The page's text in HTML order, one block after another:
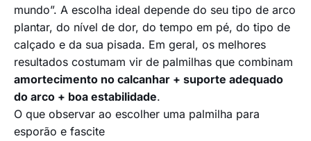
mundo”. A escolha ideal depende do seu tipo de arco
plantar, do nível de dor, do tempo em pé, do tipo de
calçado e da sua pisada. Em geral, os melhores
resultados costumam vir de palmilhas que combinam
amortecimento no calcanhar + suporte adequado
do arco + boa estabilidade.
O que observar ao escolher uma palmilha para
esporão e fascite